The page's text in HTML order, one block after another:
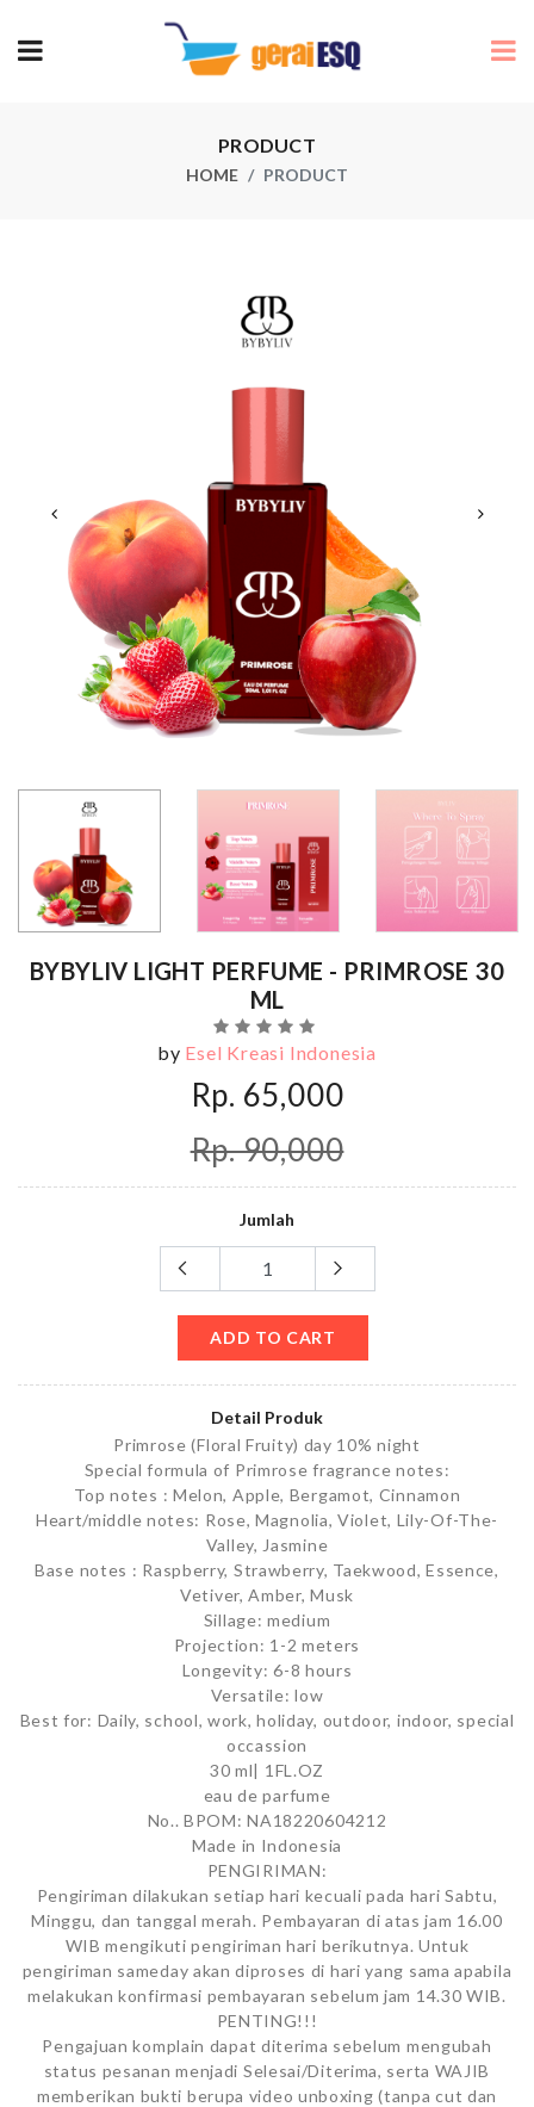
PRODUCT
HOME PRODUCT
BYBYLIV LIGHT PERFUME - PRIMROSE 30
ML
by Esel Kreasi Indonesia
Rp. 65,000
Rp. 90,000
Jumlah
ADD TO CART
Detail Produk
Primrose (Floral Fruity) day 10% night
Special formula of Primrose fragrance notes:
Top notes : Melon, Apple, Bergamot, Cinnamon
Heart/middle notes: Rose, Magnolia, Violet, Lily-Of-The-
Valley, Jasmine
Base notes : Raspberry, Strawberry, Taekwood, Essence,
Vetiver, Amber, Musk
Sillage: medium
Projection: 1-2 meters
Longevity: 6-8 hours
Versatile: low
Best for: Daily, school, work, holiday, outdoor, indoor, special
occassion
30 ml| 1FL.OZ
eau de parfume
No.. BPOM: NA18220604212
Made in Indonesia
PENGIRIMAN:
Pengiriman dilakukan setiap hari kecuali pada hari Sabtu,
Minggu, dan tanggal merah. Pembayaran di atas jam 16.00
WIB mengikuti pengiriman hari berikutnya. Untuk
pengiriman sameday akan diproses di hari yang sama apabila
melakukan konfirmasi pembayaran sebelum jam 14.30 WIB.
PENTING!!!
Pengajuan komplain dapat diterima sebelum mengubah
status pesanan menjadi Selesai/Diterima, serta WAJIB
memberikan bukti berupa video unboxing (tanpa cut dan